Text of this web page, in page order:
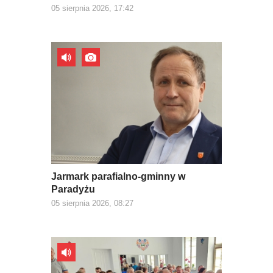
05 sierpnia 2026, 17:42
Jarmark parafialno-gminny w
Paradyżu
05 sierpnia 2026, 08:27